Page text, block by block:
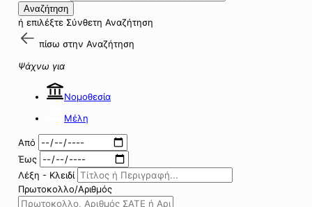
Αναζήτηση
ή επιλέξτε Σύνθετη Αναζήτηση
πίσω στην Αναζήτηση
Ψάχνω για
Νομοθεσία
Μέλη
Από
Έως
Λέξη - Κλειδί
Πρωτοκολλο/Αριθμός